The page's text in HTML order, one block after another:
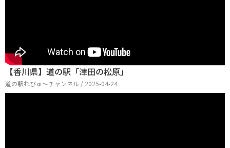
【香川県】道の駅「津田の松原」
道の駅れびゅ〜チャンネル / 2025-04-24